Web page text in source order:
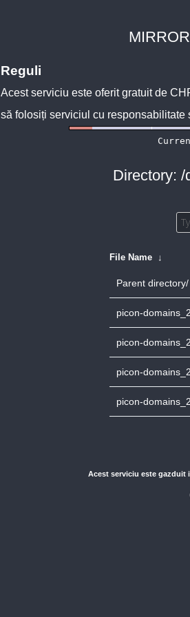
Reguli
Acest serviciu este oferit gratuit de
să folosiți serviciul cu responsabilitate
Directory:
File Name ↓
Parent directory/
picon-
picon-
picon-
picon-
Acest serviciu este gazduit